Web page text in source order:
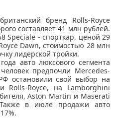
бренд Rolls-Royce
составляет 41 млн рублей.
Speciale - спорткар, ценой 29
Dawn, стоимостью 28 млн
лидерской тройки.
авто люксового сегмента
предпочли Mercedes-
остановили свой выбор на
Rolls-Royce, на Lamborghini
Aston Martin и Maserati
в июле продажи авто